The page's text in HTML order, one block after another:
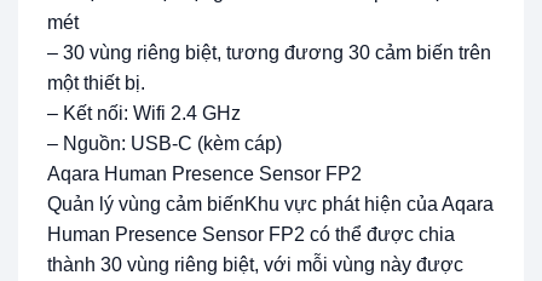
mét
– 30 vùng riêng biệt, tương đương 30 cảm biến trên
một thiết bị.
– Kết nối: Wifi 2.4 GHz
– Nguồn: USB-C (kèm cáp)
Aqara Human Presence Sensor FP2
Quản lý vùng cảm biếnKhu vực phát hiện của Aqara
Human Presence Sensor FP2 có thể được chia
thành 30 vùng riêng biệt, với mỗi vùng này được